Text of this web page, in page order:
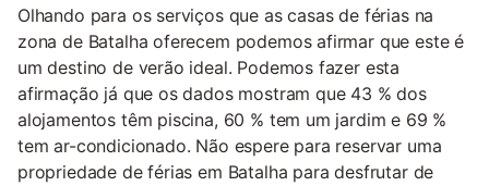
Olhando para os serviços que as casas de férias na
zona de Batalha oferecem podemos afirmar que este é
um destino de verão ideal. Podemos fazer esta
afirmação já que os dados mostram que 43 % dos
alojamentos têm piscina, 60 % tem um jardim e 69 %
tem ar-condicionado. Não espere para reservar uma
propriedade de férias em Batalha para desfrutar de